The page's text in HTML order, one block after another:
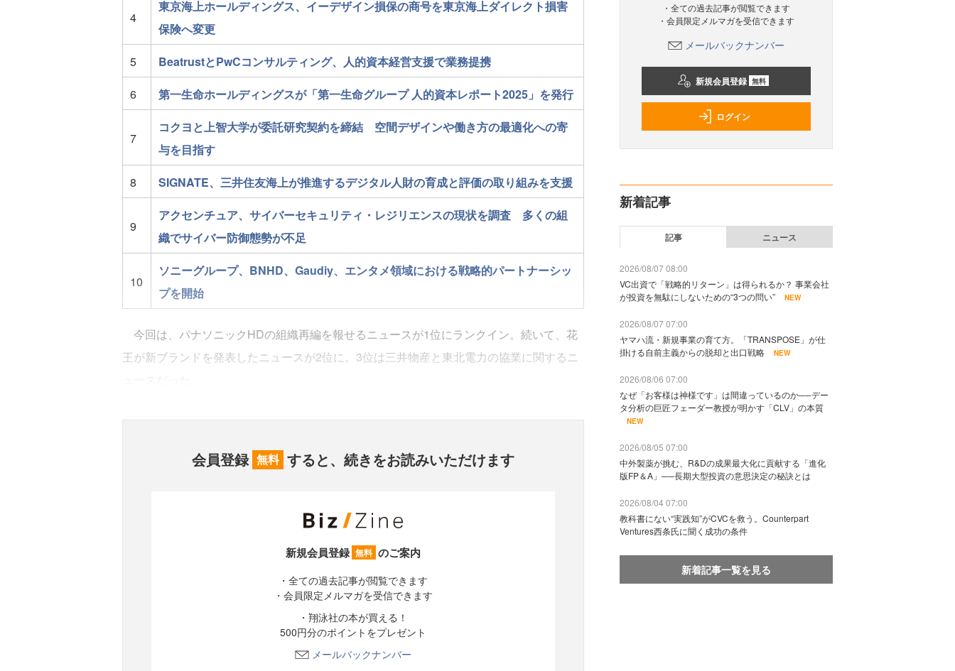
4
東京海上ホールディングス、イーデザイン損保の商号を東京海上ダイレクト損害
保険へ変更
5
BeatrustとPwCコンサルティング、人的資本経営支援で業務提携
6
第一生命ホールディングスが「第一生命グループ 人的資本レポート2025」を発行
7
コクヨと上智大学が委託研究契約を締結 空間デザインや働き方の最適化への寄
与を目指す
8
SIGNATE、三井住友海上が推進するデジタル人財の育成と評価の取り組みを支援
9
アクセンチュア、サイバーセキュリティ・レジリエンスの現状を調査 多くの組
織でサイバー防御態勢が不足
10
ソニーグループ、BNHD、Gaudiy、エンタメ領域における戦略的パートナーシッ
プを開始
今回は、パナソニックHDの組織再編を報せるニュースが1位にランクイン。続いて、花
王が新ブランドを発表したニュースが2位に。3位は三井物産と東北電力の協業に関するニ
会員登録 無料 すると、続きをお読みいただけます
新規会員登録 無料 のご案内
・全ての過去記事が閲覧できます
・会員限定メルマガを受信できます
・翔泳社の本が買える！
500円分のポイントをプレゼント
メールバックナンバー
・全ての過去記事が閲覧できます
・会員限定メルマガを受信できます
メールバックナンバー
新規会員登録 無料
ログイン
新着記事
記事 ニュース
2026/08/07 08:00
VC出資で「戦略的リターン」は得られるか？ 事業会社
が投資を無駄にしないための“3つの問い”
NEW
2026/08/07 07:00
ヤマハ流・新規事業の育て方。「TRANSPOSE」が仕
掛ける自前主義からの脱却と出口戦略
NEW
2026/08/06 07:00
なぜ「お客様は神様です」は間違っているのか──デー
タ分析の巨匠フェーダー教授が明かす「CLV」の本質
NEW
2026/08/05 07:00
中外製薬が挑む、R&Dの成果最大化に貢献する「進化
版FP＆A」──長期大型投資の意思決定の秘訣とは
2026/08/04 07:00
教科書にない“実践知”がCVCを救う。Counterpart
Ventures西条氏に聞く成功の条件
新着記事一覧を見る